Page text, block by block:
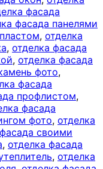
фасада
фасада панелями
, отделка
, отделка фасада
, отделка фасада
фото,
фасада
профлистом,
фасада
фото, отделка
своими
, отделка фасада
, отделка